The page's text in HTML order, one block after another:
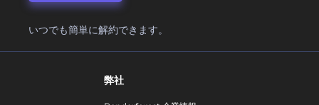
いつでも簡単に解約できます。
弊社